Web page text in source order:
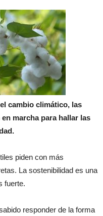
cambio climático, las
marcha para hallar las
piden con más
La sostenibilidad es una
fuerte.
responder de la forma